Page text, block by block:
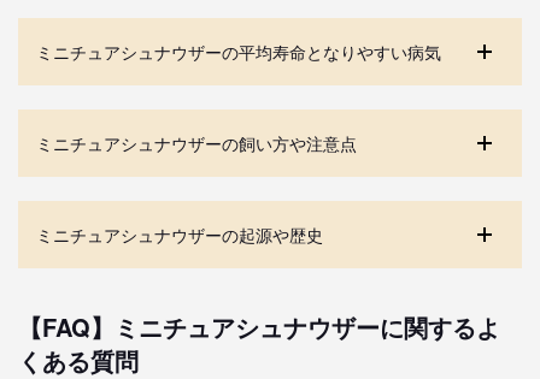
ミニチュアシュナウザーの平均寿命となりやすい病気
ミニチュアシュナウザーの飼い方や注意点
ミニチュアシュナウザーの起源や歴史
【FAQ】ミニチュアシュナウザーに関するよ
くある質問